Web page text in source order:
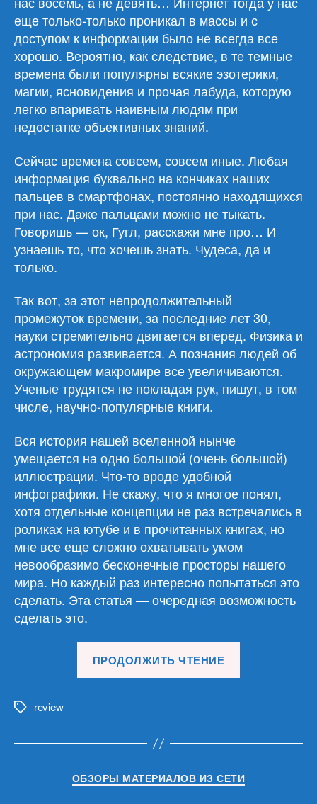
еще только-только проникал в массы и с
доступом к информации было не всегда все
хорошо. Вероятно, как следствие, в те темные
времена были популярны всякие эзотерики,
магии, ясновидения и прочая лабуда, которую
легко впаривать наивным людям при
недостатке объективных знаний.
Сейчас времена совсем, совсем иные. Любая
информация буквально на кончиках наших
пальцев в смартфонах, постоянно находящихся
при нас. Даже пальцами можно не тыкать.
Говоришь — ок, Гугл, расскажи мне про… И
узнаешь то, что хочешь знать. Чудеса, да и
только.
Так вот, за этот непродолжительный
промежуток времени, за последние лет 30,
науки стремительно двигается вперед. Физика и
астрономия развивается. А познания людей об
окружающем макромире все увеличиваются.
Ученые трудятся не покладая рук, пишут, в том
числе, научно-популярные книги.
Вся история нашей вселенной нынче
умещается на одно большой (очень большой)
иллюстрации. Что-то вроде удобной
инфографики. Не скажу, что я многое понял,
хотя отдельные концепции не раз встречались в
роликах на ютубе и в прочитанных книгах, но
мне все еще сложно охватывать умом
невообразимо бесконечные просторы нашего
мира. Но каждый раз интересно попытаться это
сделать. Эта статья — очередная возможность
сделать это.
ПРОДОЛЖИТЬ ЧТЕНИЕ
Меткиreview
Рубрики
ОБЗОРЫ МАТЕРИАЛОВ ИЗ СЕТИ